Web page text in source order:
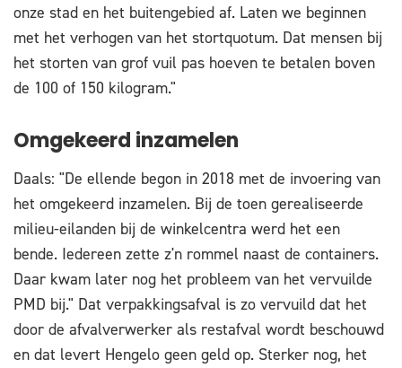
onze stad en het buitengebied af. Laten we beginnen
met het verhogen van het stortquotum. Dat mensen bij
het storten van grof vuil pas hoeven te betalen boven
de 100 of 150 kilogram."
Omgekeerd inzamelen
Daals: "De ellende begon in 2018 met de invoering van
het omgekeerd inzamelen. Bij de toen gerealiseerde
milieu-eilanden bij de winkelcentra werd het een
bende. Iedereen zette z'n rommel naast de containers.
Daar kwam later nog het probleem van het vervuilde
PMD bij." Dat verpakkingsafval is zo vervuild dat het
door de afvalverwerker als restafval wordt beschouwd
en dat levert Hengelo geen geld op. Sterker nog, het